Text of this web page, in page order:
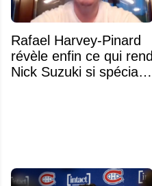
Rafael Harvey-Pinard
révèle enfin ce qui rend
Nick Suzuki si spécial